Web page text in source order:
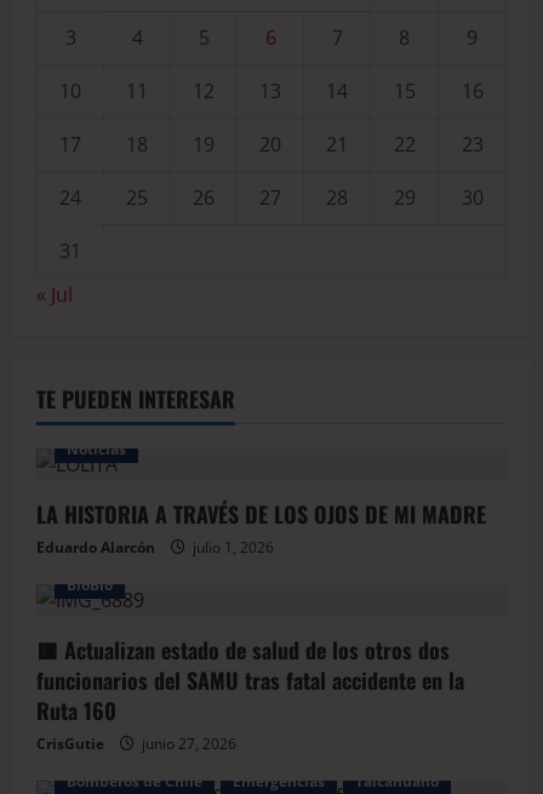
3
4 5 6 7 8
9
10
11 12 13 14 15
16
17
18 19 20 21 22
23
24
25 26 27 28 29
30
31
« Jul
TE PUEDEN INTERESAR
Noticias
LA HISTORIA A TRAVÉS DE LOS OJOS DE MI MADRE
Eduardo Alarcón
julio 1, 2026
BioBio
🟥 Actualizan estado de salud de los otros dos
funcionarios del SAMU tras fatal accidente en la
Ruta 160
CrisGutie
junio 27, 2026
Bomberos de Chile
Emergencias Talcahuano